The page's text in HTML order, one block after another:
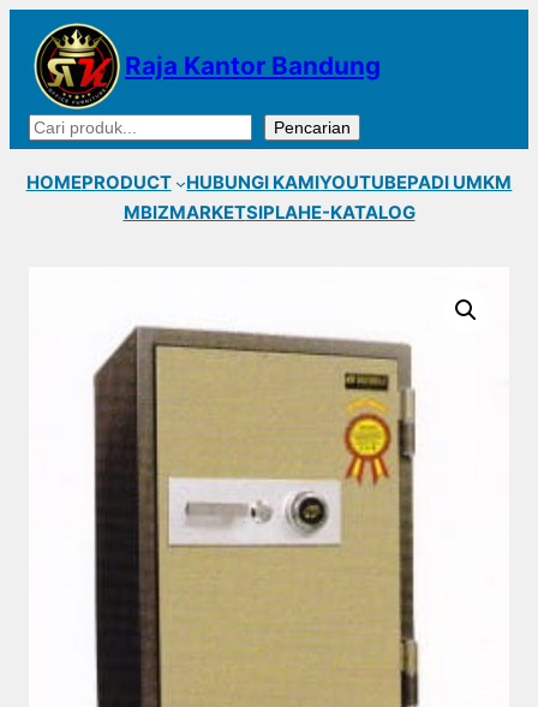
Lewati
konten
Raja Kantor Bandung
Cari Pencarian
HOMEPRODUCT HUBUNGI KAMIYOUTUBEPADI UMKM
MBIZMARKETSIPLAHE-KATALOG